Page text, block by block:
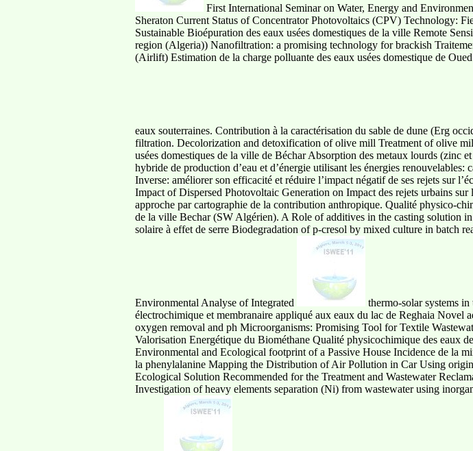
First International Seminar on Water, Energy and
Sheraton Current Status of Concentrator Photovoltaics (CPV) Technology:
Sustainable Bioépuration des eaux usées domestiques de la ville Remote
region (Algeria)) Nanofiltration: a promising technology for brackish
(Airlift) Estimation de la charge polluante des eaux usées domestique de
eaux souterraines. Contribution à la caractérisation du sable de dune (Erg
filtration. Decolorization and detoxification of olive mill Treatment of olive
usées domestiques de la ville de Béchar Absorption des metaux lourds (zinc
hybride de production d’eau et d’énergie utilisant les énergies
Inverse: améliorer son efficacité et réduire l’impact négatif de ses rejets sur
Impact of Dispersed Photovoltaic Generation on Impact des rejets urbains
approche par cartographie de la contribution anthropique. Qualité physico-
de la ville Bechar (SW Algérien). A Role of additives in the casting solution
solaire à effet de serre Biodegradation of p-cresol by mixed culture in batch
Environmental Analyse of Integrated
thermo-solar systems
électrochimique et membranaire appliqué aux eaux du lac de Reghaia Novel
oxygen removal and ph Microorganisms: Promising Tool for Textile
Valorisation Energétique du Biométhane Qualité physicochimique des eaux
Environmental and Ecological footprint of a Passive House Incidence de la
la phenylalanine Mapping the Distribution of Air Pollution in Car Using
Ecological Solution Recommended for the Treatment and Wastewater
Investigation of heavy elements separation (Ni) from wastewater using